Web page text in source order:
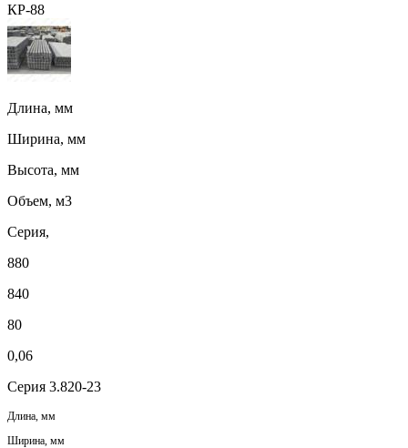
КР-88
Длина, мм
Ширина, мм
Высота, мм
Объем, м3
Серия,
880
840
80
0,06
Серия 3.820-23
Длина, мм
Ширина, мм